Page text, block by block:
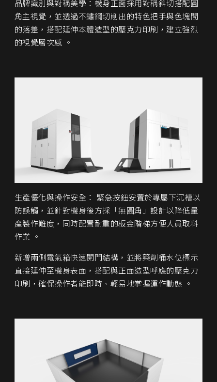
品牌識別與對稱美學：機身正面採用對稱斜切搭配圓
角主視覺，並透過不鏽鋼切削出的特色把手與色塊間
的落差，搭配延伸本體造型的壓克力印刷，建立強烈
的視覺層次感 。
生產優化與操作安全： 緊急按鈕安置於專屬下沉槽以
防誤觸，並針對機身後方採「無圓角」設計以降低量
產製作難度，同時配置耐重的板金階梯方便人員取料
作業 。
新增兩側電氣箱快速開門結構，並將藥劑桶水位標示
直接延伸至機身表面，搭配與正面造型呼應的壓克力
印刷，確保操作者能即時、輕易地掌握運作動態 。